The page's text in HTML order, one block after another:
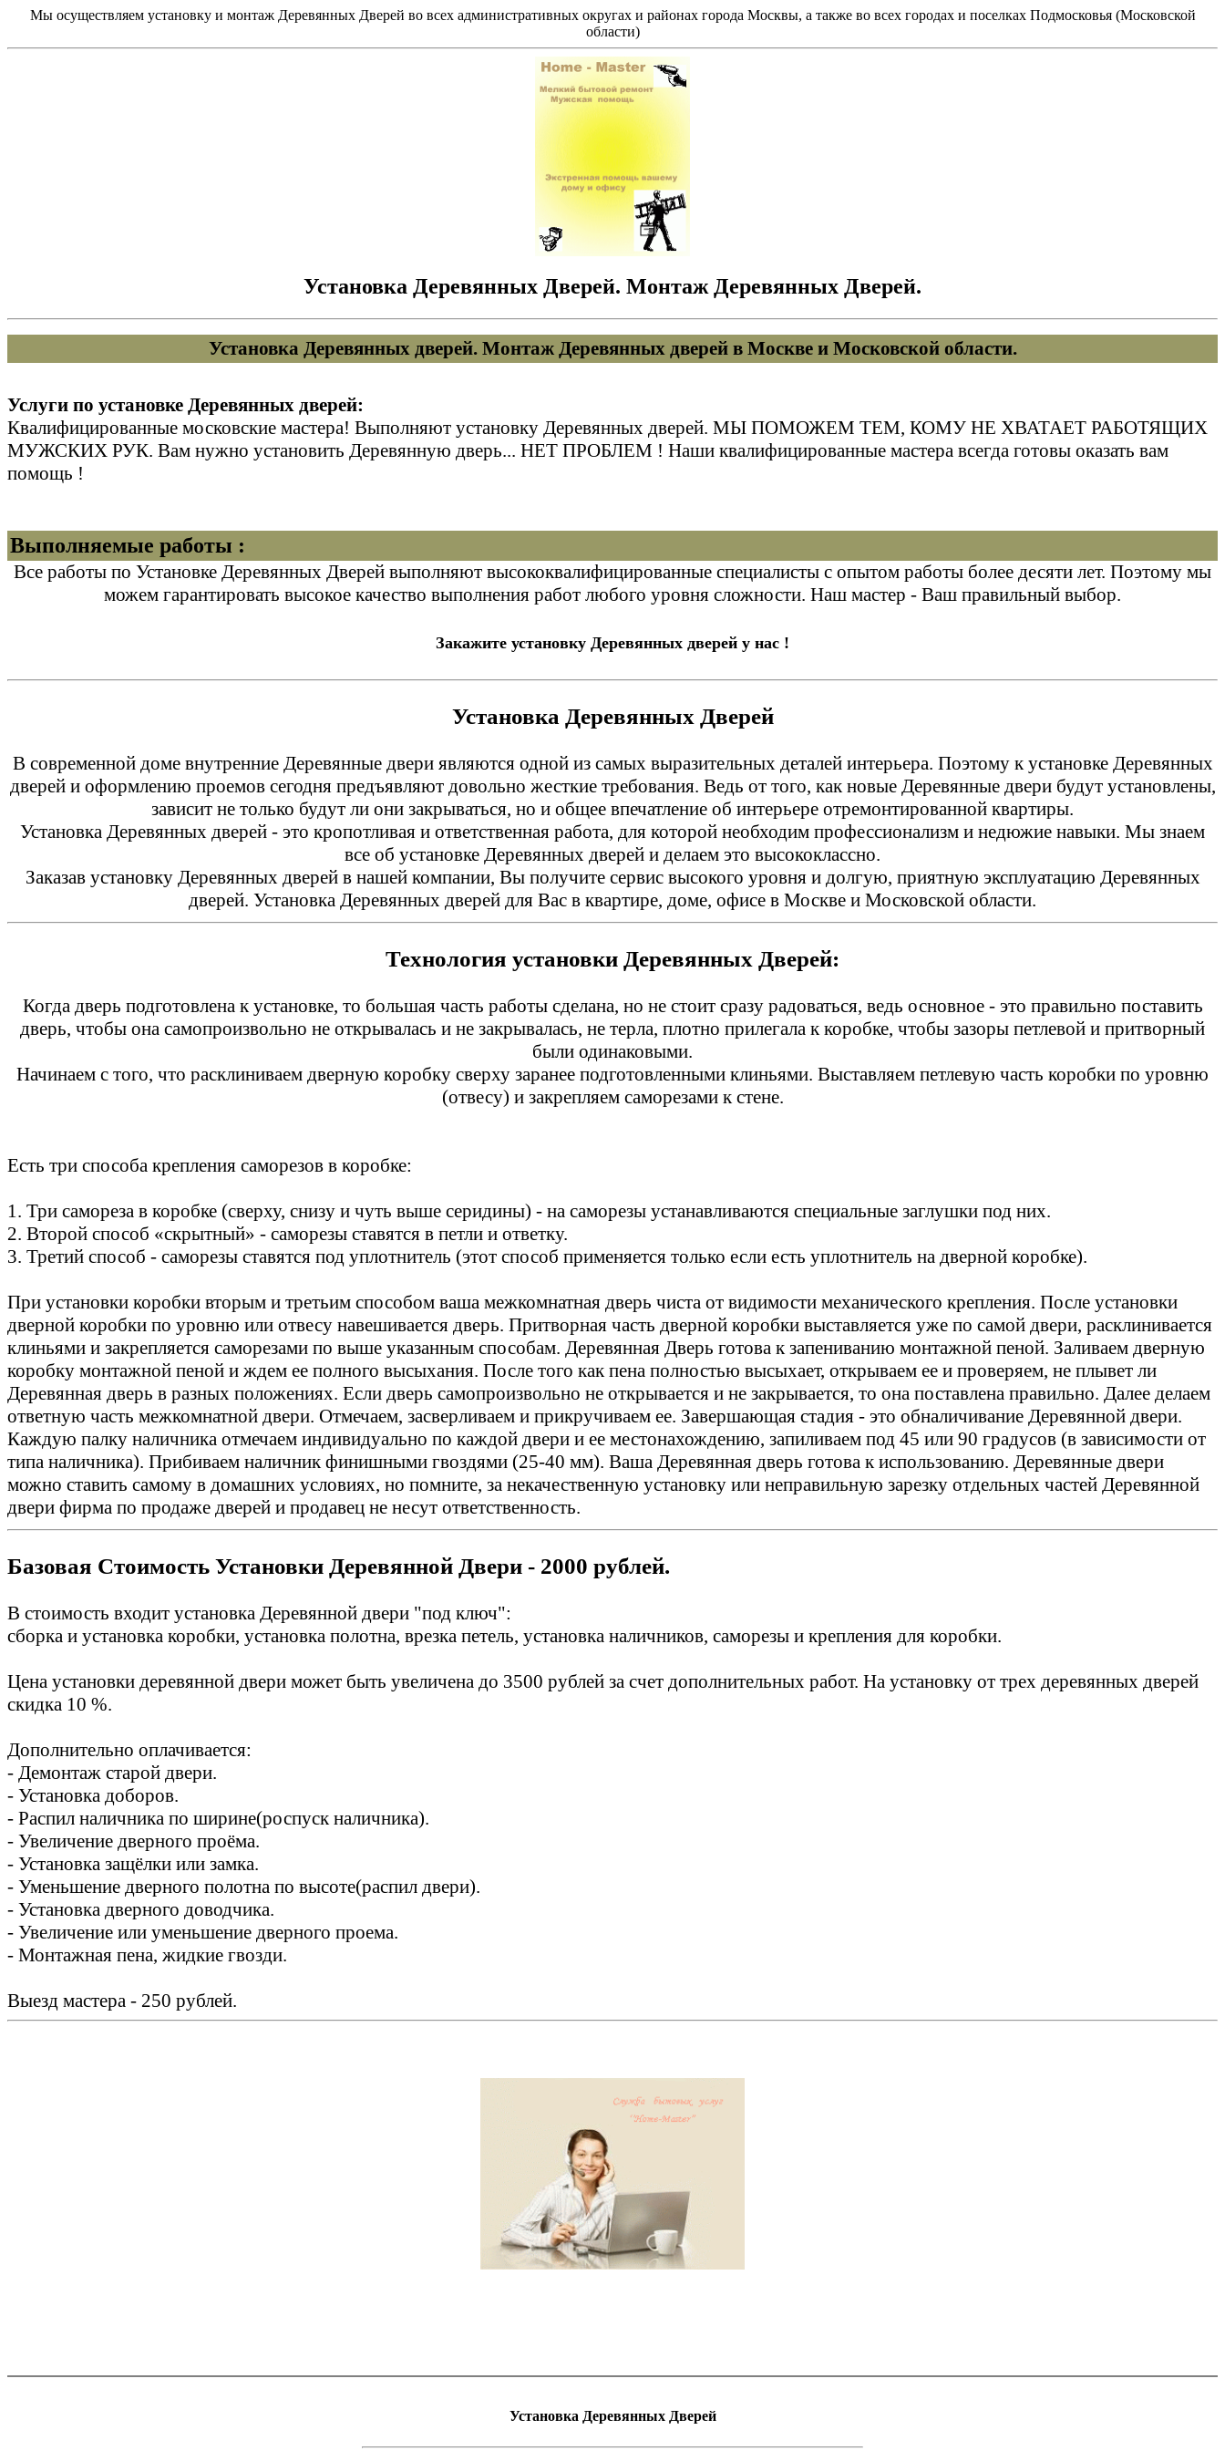
Мы осуществляем установку и монтаж Деревянных Дверей во всех административных округах и районах города Москвы, а также во всех городах и поселках Подмосковья (Московской
области)
Установка Деревянных Дверей. Монтаж Деревянных Дверей.
Установка Деревянных дверей. Монтаж Деревянных дверей в Москве и Московской области.
Услуги по установке Деревянных дверей:
Квалифицированные московские мастера! Выполняют установку Деревянных дверей. МЫ ПОМОЖЕМ ТЕМ, КОМУ НЕ ХВАТАЕТ РАБОТЯЩИХ
МУЖСКИХ РУК. Вам нужно установить Деревянную дверь... НЕТ ПРОБЛЕМ ! Наши квалифицированные мастера всегда готовы оказать вам
помощь !
Выполняемые работы :
Все работы по Установке Деревянных Дверей выполняют высококвалифицированные специалисты с опытом работы более десяти лет. Поэтому мы
можем гарантировать высокое качество выполнения работ любого уровня сложности. Наш мастер - Ваш правильный выбор.
Закажите установку Деревянных дверей у нас !
Установка Деревянных Дверей
В современной доме внутренние Деревянные двери являются одной из самых выразительных деталей интерьера. Поэтому к установке Деревянных
дверей и оформлению проемов сегодня предъявляют довольно жесткие требования. Ведь от того, как новые Деревянные двери будут установлены,
зависит не только будут ли они закрываться, но и общее впечатление об интерьере отремонтированной квартиры.
Установка Деревянных дверей - это кропотливая и ответственная работа, для которой необходим профессионализм и недюжие навыки. Мы знаем
все об установке Деревянных дверей и делаем это высококлассно.
Заказав установку Деревянных дверей в нашей компании, Вы получите сервис высокого уровня и долгую, приятную эксплуатацию Деревянных
дверей. Установка Деревянных дверей для Вас в квартире, доме, офисе в Москве и Московской области.
Технология установки Деревянных Дверей:
Когда дверь подготовлена к установке, то большая часть работы сделана, но не стоит сразу радоваться, ведь основное - это правильно поставить
дверь, чтобы она самопроизвольно не открывалась и не закрывалась, не терла, плотно прилегала к коробке, чтобы зазоры петлевой и притворный
были одинаковыми.
Начинаем с того, что расклиниваем дверную коробку сверху заранее подготовленными клиньями. Выставляем петлевую часть коробки по уровню
(отвесу) и закрепляем саморезами к стене.
Есть три способа крепления саморезов в коробке:
1. Три самореза в коробке (сверху, снизу и чуть выше серидины) - на саморезы устанавливаются специальные заглушки под них.
2. Второй способ «скрытный» - саморезы ставятся в петли и ответку.
3. Третий способ - саморезы ставятся под уплотнитель (этот способ применяется только если есть уплотнитель на дверной коробке).
При установки коробки вторым и третьим способом ваша межкомнатная дверь чиста от видимости механического крепления. После установки
дверной коробки по уровню или отвесу навешивается дверь. Притворная часть дверной коробки выставляется уже по самой двери, расклинивается
клиньями и закрепляется саморезами по выше указанным способам. Деревянная Дверь готова к запениванию монтажной пеной. Заливаем дверную
коробку монтажной пеной и ждем ее полного высыхания. После того как пена полностью высыхает, открываем ее и проверяем, не плывет ли
Деревянная дверь в разных положениях. Если дверь самопроизвольно не открывается и не закрывается, то она поставлена правильно. Далее делаем
ответную часть межкомнатной двери. Отмечаем, засверливаем и прикручиваем ее. Завершающая стадия - это обналичивание Деревянной двери.
Каждую палку наличника отмечаем индивидуально по каждой двери и ее местонахождению, запиливаем под 45 или 90 градусов (в зависимости от
типа наличника). Прибиваем наличник финишными гвоздями (25-40 мм). Ваша Деревянная дверь готова к использованию. Деревянные двери
можно ставить самому в домашних условиях, но помните, за некачественную установку или неправильную зарезку отдельных частей Деревянной
двери фирма по продаже дверей и продавец не несут ответственность.
Базовая Стоимость Установки Деревянной Двери - 2000 рублей.
В стоимость входит установка Деревянной двери "под ключ":
сборка и установка коробки, установка полотна, врезка петель, установка наличников, саморезы и крепления для коробки.
Цена установки деревянной двери может быть увеличена до 3500 рублей за счет дополнительных работ. На установку от трех деревянных дверей
скидка 10 %.
Дополнительно оплачивается:
- Демонтаж старой двери.
- Установка доборов.
- Распил наличника по ширине(роспуск наличника).
- Увеличение дверного проёма.
- Установка защёлки или замка.
- Уменьшение дверного полотна по высоте(распил двери).
- Установка дверного доводчика.
- Увеличение или уменьшение дверного проема.
- Монтажная пена, жидкие гвозди.
Выезд мастера - 250 рублей.
Установка Деревянных Дверей